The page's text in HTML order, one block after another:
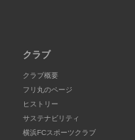
クラブ
クラブ概要
フリ丸のページ
ヒストリー
サステナビリティ
横浜FCスポーツクラブ